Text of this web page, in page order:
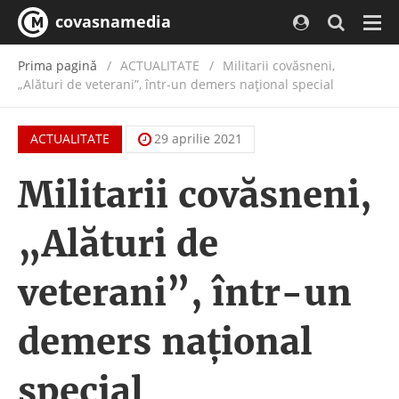
covasnamedia
Prima pagină ACTUALITATE / Militarii covăsneni,
„Alături de veterani”, într-un demers național special
ACTUALITATE 29 aprilie 2021
Militarii covăsneni,
„Alături de
veterani”, într-un
demers național